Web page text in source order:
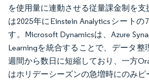
を使用量に連動させる従量課金制を
は2025年にEinstein Analyticsシートの
す。Microsoft Dynamicsは、Azure
Learningを統合することで、データ整
週間から数日に短縮しており、一方
はホリデーシーズンの急増時にのみ